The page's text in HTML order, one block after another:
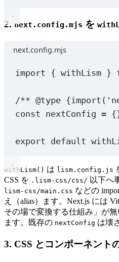
2. next.config.mjs を
next.config.mjs
import { withLism }
/** @type
const nextConfig =
export default
withLism() は lism.config.js
CSS を .lism-css/css/ 以下へ
lism-css/main.css などの
え（alias）ます。Next.js には
その場で変換する仕組み」が
ます。既存の nextConfig は壊
3. CSS とコンポーネント